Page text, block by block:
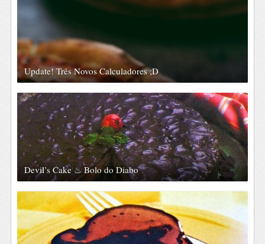
Update! Três Novos Calculadores ;D
Devil’s Cake ♨ Bolo do Diabo